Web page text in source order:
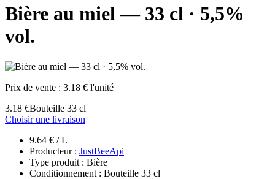
Bière au miel — 33 cl · 5,5%
vol.
Prix de vente : 3.18 € l'unité
3.18 €Bouteille 33 cl
Choisir une livraison
9.64 € / L
Producteur : JustBeeApi
Type produit : Bière
Conditionnement : Bouteille 33 cl